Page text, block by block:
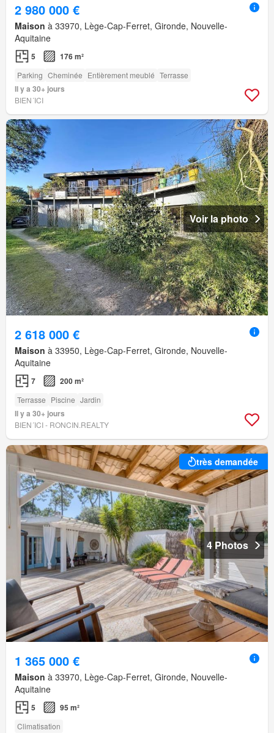
2 980 000 €
Maison à 33970, Lège-Cap-Ferret, Gironde, Nouvelle-
Aquitaine
5 176 m²
Parking Cheminée Entièrement meublé Terrasse
Il y a 30+ jours
BIEN´ICI
Voir la photo
2 618 000 €
Maison à 33950, Lège-Cap-Ferret, Gironde, Nouvelle-
Aquitaine
7 200 m²
Terrasse Piscine Jardin
Il y a 30+ jours
BIEN´ICI - RONCIN.REALTY
très demandée
4 Photos
1 365 000 €
Maison à 33970, Lège-Cap-Ferret, Gironde, Nouvelle-
Aquitaine
5 95 m²
Climatisation